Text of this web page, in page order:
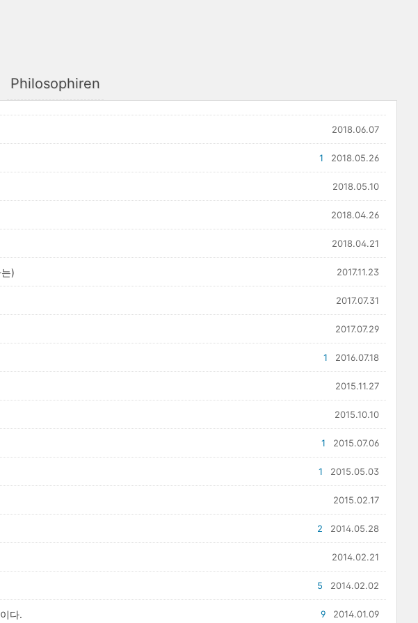
Philosophiren
2018.06.07
2018.05.26
1
2018.05.10
2018.04.26
2018.04.21
) 2017.11.23
2017.07.31
2017.07.29
2016.07.18
1
2015.11.27
2015.10.10
2015.07.06
1
2015.05.03
1
2015.02.17
2014.05.28
2
2014.02.21
2014.02.02
5
다. 2014.01.09
9